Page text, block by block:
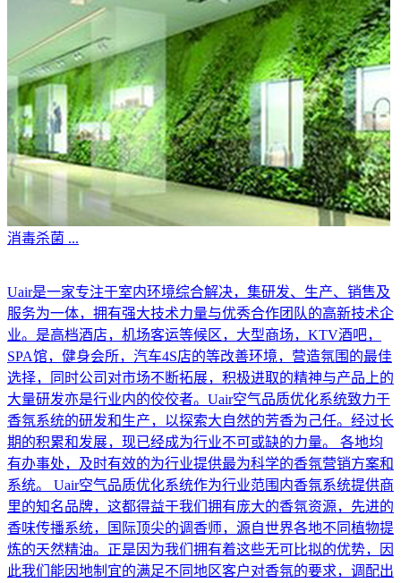
消毒杀菌 ...
Uair是一家专注于室内环境综合解决，集研发、生产、销售及
服务为一体，拥有强大技术力量与优秀合作团队的高新技术企
业。是高档酒店，机场客运等候区，大型商场，KTV酒吧，
SPA馆，健身会所，汽车4S店的等改善环境，营造氛围的最佳
选择，同时公司对市场不断拓展，积极进取的精神与产品上的
大量研发亦是行业内的佼佼者。Uair空气品质优化系统致力于
香氛系统的研发和生产，以探索大自然的芳香为己任。经过长
期的积累和发展，现已经成为行业不可或缺的力量。 各地均
有办事处，及时有效的为行业提供最为科学的香氛营销方案和
系统。 Uair空气品质优化系统作为行业范围内香氛系统提供商
里的知名品牌，这都得益于我们拥有庞大的香氛资源，先进的
香味传播系统，国际顶尖的调香师，源自世界各地不同植物提
炼的天然精油。正是因为我们拥有着这些无可比拟的优势，因
此我们能因地制宜的满足不同地区客户对香氛的要求，调配出